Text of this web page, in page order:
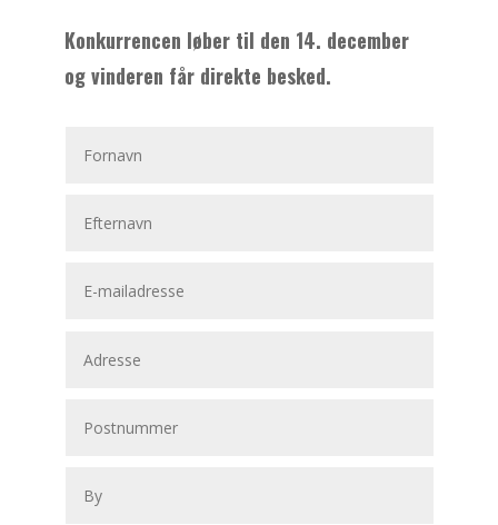
Konkurrencen løber til den 14. december
og vinderen får direkte besked.